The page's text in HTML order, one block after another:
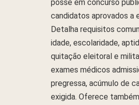
posse em concurso
candidatos aprovados a
Detalha requisitos
idade, escolaridade,
quitação eleitoral e
exames médicos
pregressa, acúmulo de
exigida. Oferece